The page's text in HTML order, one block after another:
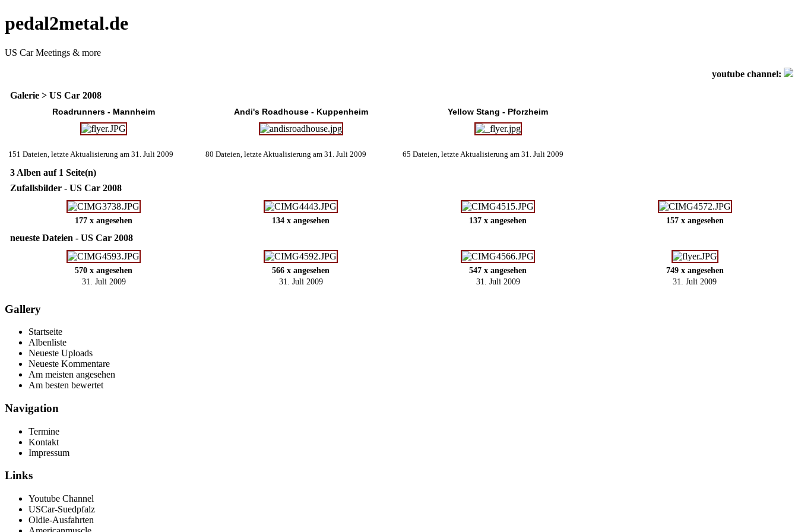
pedal2metal.de
US Car Meetings & more
youtube channel:
Galerie > US Car 2008
Roadrunners - Mannheim
151 Dateien, letzte Aktualisierung am 31. Juli 2009
Andi's Roadhouse - Kuppenheim
80 Dateien, letzte Aktualisierung am 31. Juli 2009
Yellow Stang - Pforzheim
65 Dateien, letzte Aktualisierung am 31. Juli 2009
3 Alben auf 1 Seite(n)
Zufallsbilder - US Car 2008
177 x angesehen 134 x angesehen 137 x angesehen 157 x angesehen
neueste Dateien - US Car 2008
570 x angesehen
31. Juli 2009
566 x angesehen
31. Juli 2009
547 x angesehen
31. Juli 2009
749 x angesehen
31. Juli 2009
Gallery
Startseite
Albenliste
Neueste Uploads
Neueste Kommentare
Am meisten angesehen
Am besten bewertet
Navigation
Termine
Kontakt
Impressum
Links
Youtube Channel
USCar-Suedpfalz
Oldie-Ausfahrten